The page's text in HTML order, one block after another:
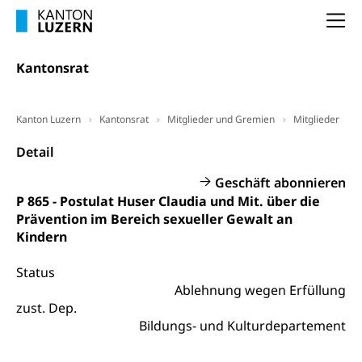
Kantonsrat
Kanton Luzern Kantonsrat Mitglieder und Gremien Mitglieder
Detail
Geschäft abonnieren
P 865 - Postulat Huser Claudia und Mit. über die
Prävention im Bereich sexueller Gewalt an
Kindern
Status
Ablehnung wegen Erfüllung
zust. Dep.
Bildungs- und Kulturdepartement
Altersvorsorge (gruezi.lu.ch)
Forschungsförderung, Wissenschaftsmarketing,
Pilotprojekte Klima
Projektförderung Universität Luzern unilu
Erwachsenenbildung und Weiterbildung
Umschulung, zweiter Bildungsweg,
Nachdiplomstudium, Zusatzlehre, Höhere
Berufsbildung, Berufsmatura nach Lehre,
Neuorientierung, Grundkompetenzen,
Berufsberatung, Standortbestimmung,
Studienberatung, Beratung und Unterstützung,
Berufsabschluss für Erwachsene
Bildungsgutscheine Grundkompetenzen
Bildung & Berufsabschluss für Erwachsene
Berufliche Grundbildung
Lehre, Berufsfachschule, Lehrbetrieb, Lehrvertrag,
Berufsberatung, Qualifikationsverfahren,
Berufswahl & Berufsberatung, Schnupperlehre und